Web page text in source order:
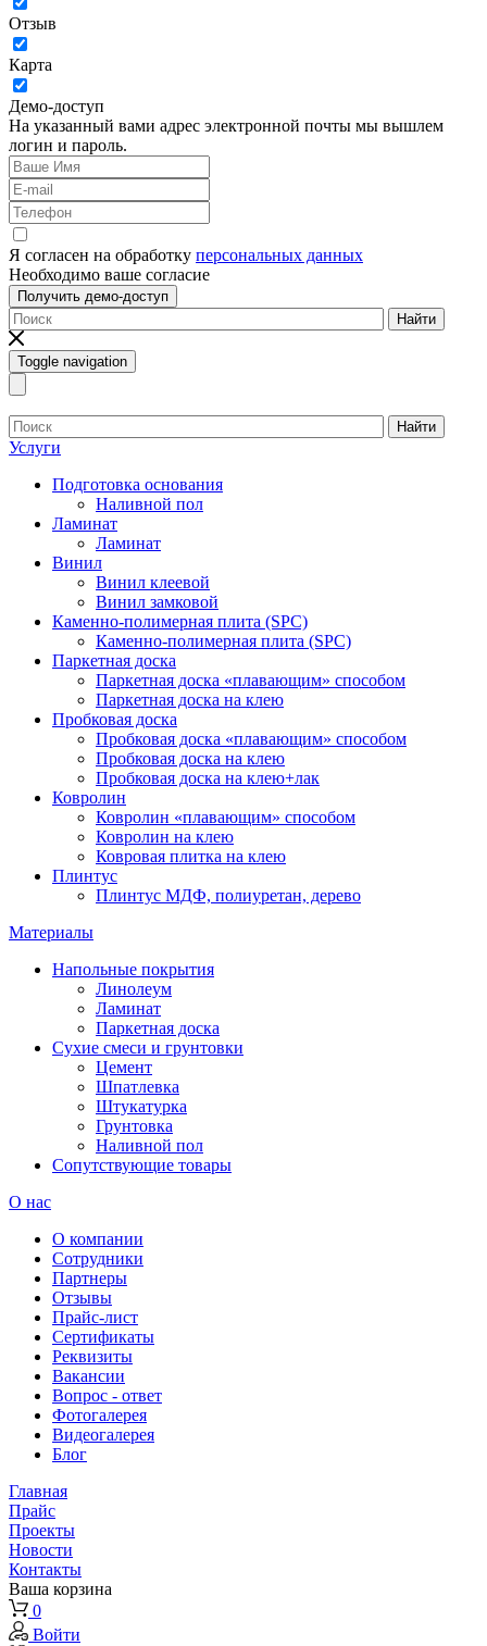
Отзыв
Карта
Демо-доступ
На указанный вами адрес электронной почты мы вышлем
логин и пароль.
Я согласен на обработку персональных данных
Необходимо ваше согласие
Получить демо-доступ
Найти
Toggle navigation
Найти
Услуги
Подготовка основания
Наливной пол
Ламинат
Ламинат
Винил
Винил клеевой
Винил замковой
Каменно-полимерная плита (SPC)
Каменно-полимерная плита (SPC)
Паркетная доска
Паркетная доска «плавающим» способом
Паркетная доска на клею
Пробковая доска
Пробковая доска «плавающим» способом
Пробковая доска на клею
Пробковая доска на клею+лак
Ковролин
Ковролин «плавающим» способом
Ковролин на клею
Ковровая плитка на клею
Плинтус
Плинтус МДФ, полиуретан, дерево
Материалы
Напольные покрытия
Линолеум
Ламинат
Паркетная доска
Сухие смеси и грунтовки
Цемент
Шпатлевка
Штукатурка
Грунтовка
Наливной пол
Сопутствующие товары
О нас
О компании
Сотрудники
Партнеры
Отзывы
Прайс-лист
Сертификаты
Реквизиты
Вакансии
Вопрос - ответ
Фотогалерея
Видеогалерея
Блог
Главная
Прайс
Проекты
Новости
Контакты
Ваша корзина
0
Войти